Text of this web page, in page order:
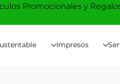
Impresos
Promocionales y